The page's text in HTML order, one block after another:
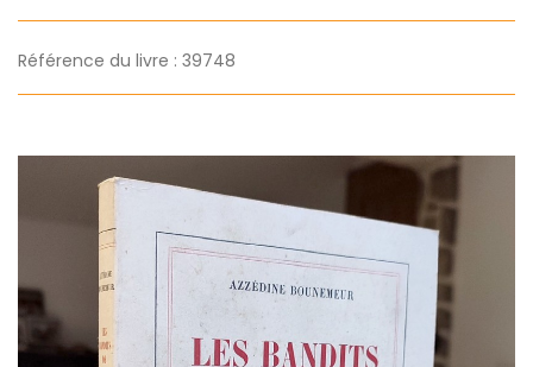
Référence du livre : 39748